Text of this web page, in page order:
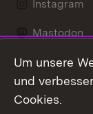
Instagram
Mastodon
Messenger
Um unsere
und
Cookies.